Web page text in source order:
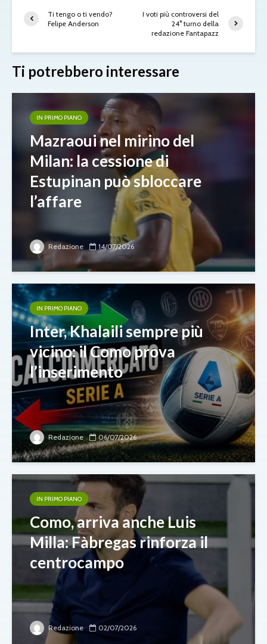
Ti tengo o ti vendo?
Felipe Anderson
I voti più controversi del
24° turno della
redazione Fantapazz
Ti potrebbero interessare
IN PRIMO PIANO
Mazraoui nel mirino del
Milan: la cessione di
Estupinan può sbloccare
l’affare
Redazione 14/07/2026
IN PRIMO PIANO
Inter, Khalaili sempre più
vicino: il Como prova
l’inserimento
Redazione 06/07/2026
IN PRIMO PIANO
Como, arriva anche Luis
Milla: Fàbregas rinforza il
centrocampo
Redazione 02/07/2026